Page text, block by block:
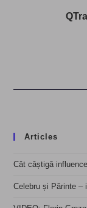
Articles
Cât câștigă
Celebru și Părinte –